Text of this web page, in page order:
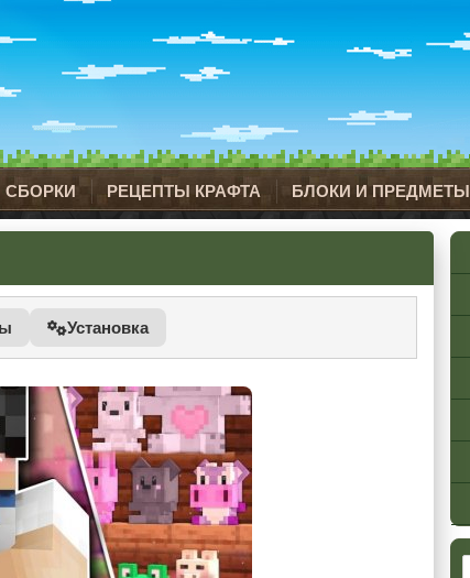
СБОРКИ РЕЦЕПТЫ КРАФТА БЛОКИ И ПРЕДМЕТЫ
Установка